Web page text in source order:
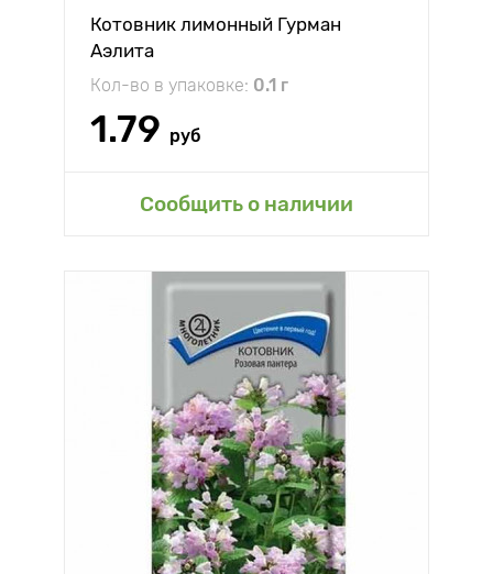
Котовник лимонный Гурман
Аэлита
Кол-во в упаковке: 0.1 г
1.79 руб
Сообщить о наличии